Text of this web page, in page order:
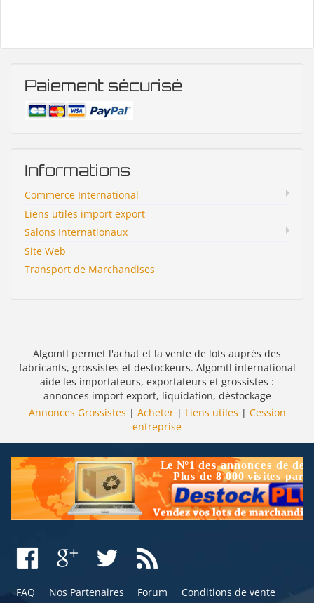
Paiement sécurisé
Informations
Commerce International
Liens utiles import export
Salons Internationaux
Site Web
Transport de Marchandises
Algomtl permet l'achat et la vente de lots auprès des
fabricants, grossistes et destockeurs. Algomtl international
aide les importateurs, exportateurs et grossistes :
annonces import export, liquidation, déstockage
Annonces Grossistes | Acheter| Liens utiles | Cession
entreprise
FAQ Nos Partenaires Forum Conditions de vente